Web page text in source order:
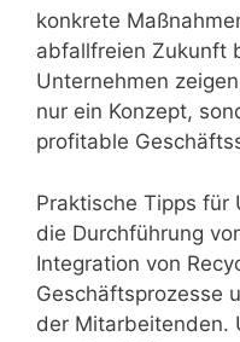
konkrete
abfallfreien Zukunft
Unternehmen
nur ein Konzept,
profitable
Praktische Tipps für
die Durchführung
Integration von
Geschäftsprozesse
der Mitarbeitenden.